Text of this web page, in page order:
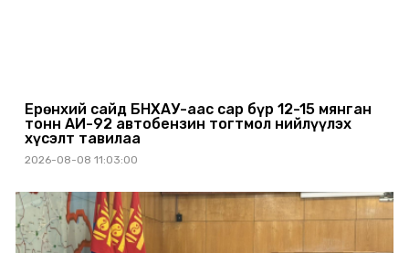
Ерөнхий сайд БНХАУ-аас сар бүр 12-15 мянган
тонн АИ-92 автобензин тогтмол нийлүүлэх
хүсэлт тавилаа
2026-08-08 11:03:00